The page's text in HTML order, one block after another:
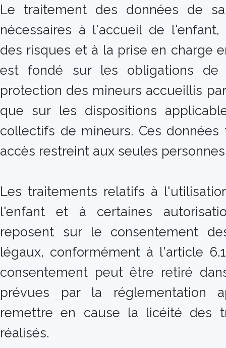
Le traitement des données de
nécessaires à l'accueil de
des risques et à la prise en charge
est fondé sur les obligations
protection des mineurs accueillis
que sur les dispositions
collectifs de mineurs. Ces
accès restreint aux seules
Les traitements relatifs à
l'enfant et à certaines
reposent sur le consentement
légaux, conformément à l'article
consentement peut être retiré
prévues par la réglementation
remettre en cause la licéité des
réalisés.